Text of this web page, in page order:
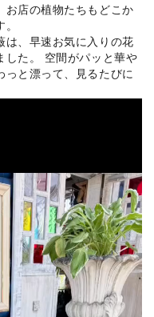
お店の植物たちもどこか
は、早速お気に入りの花
した。 空間がパッと華や
と漂って、見るたびに